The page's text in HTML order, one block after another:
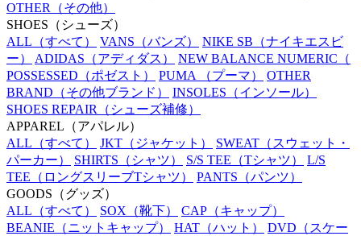
OTHER （その他）
SHOES （シューズ）
ALL （すべて） VANS （バンズ） NIKE SB （ナイキエスビ
ー）
ADIDAS （アディダス） NEW BALANCE NUMERIC （
POSSESSED （ポゼスト） PUMA （プーマ）
OTHER
BRAND （その他ブランド） INSOLES （インソール）
SHOES REPAIR （シューズ補修）
APPAREL （アパレル）
ALL （すべて） JKT （ジャケット） SWEAT （スウェット・
パーカー）
SHIRTS （シャツ） S/S TEE （Tシャツ）
L/S
TEE （ロングスリーブTシャツ） PANTS （パンツ）
GOODS （グッズ）
ALL （すべて） SOX （靴下） CAP （キャップ）
BEANIE （ニットキャップ） HAT （ハット） DVD （スケー